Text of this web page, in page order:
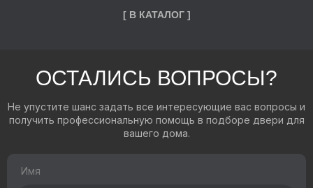
[ В КАТАЛОГ ]
ОСТАЛИСЬ ВОПРОСЫ?
Не упустите шанс задать все интересующие вас вопросы и
получить профессиональную помощь в подборе двери для
вашего дома.
Имя